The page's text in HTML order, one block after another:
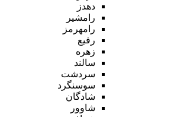
دهدز
رامشیر
رامهرمز
رفیع
زهره
سالند
سردشت
سوسنگرد
شادگان
شاوور